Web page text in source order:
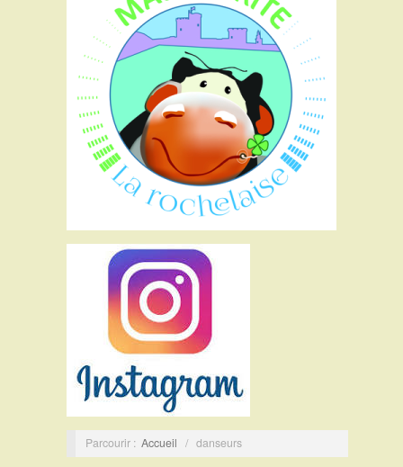
Parcourir : Accueil / danseurs